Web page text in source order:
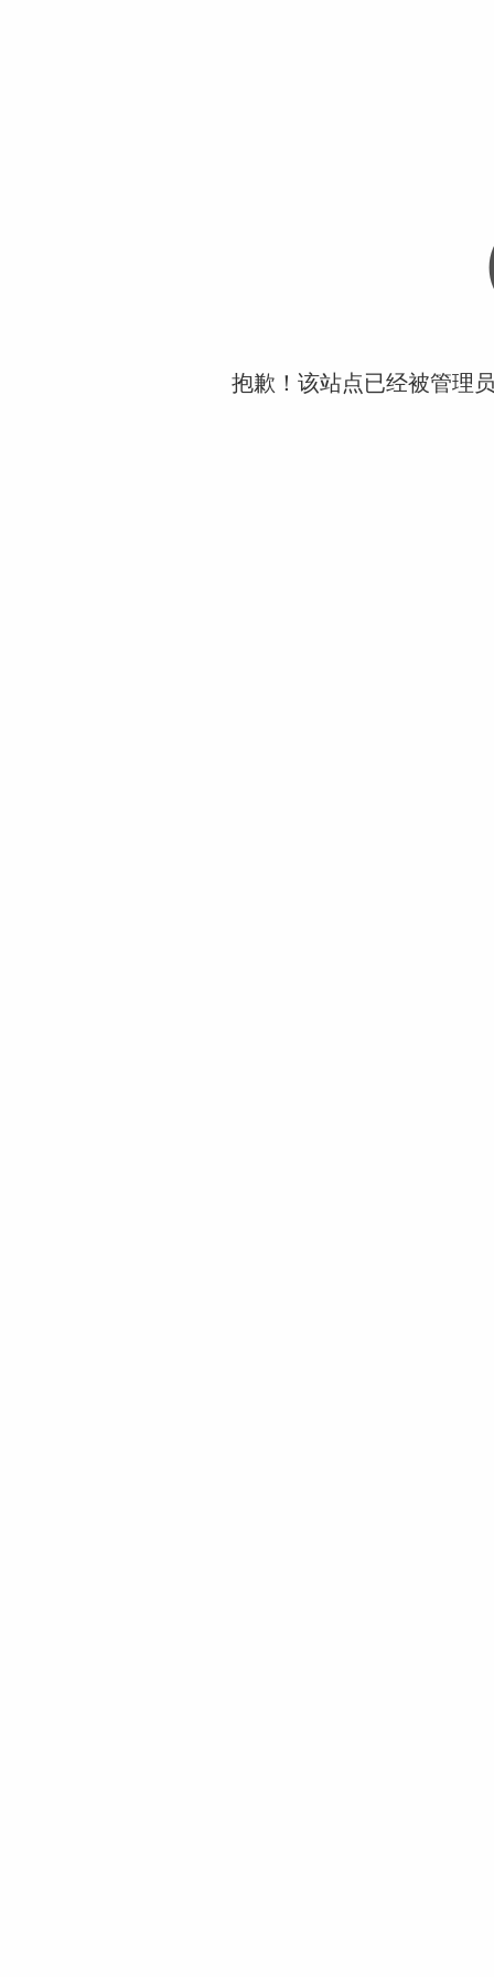
抱歉！该站点已经被管理